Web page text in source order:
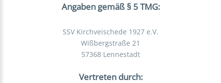
Angaben gemäß § 5 TMG:
SSV Kirchveischede 1927 e.V.
Wißbergstraße 21
57368 Lennestadt
Vertreten durch: